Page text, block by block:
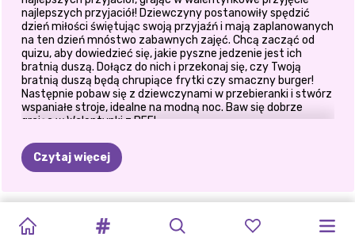
najlepszych przyjaciół! Dziewczyny postanowiły spędzić
dzień miłości świętując swoją przyjaźń i mają zaplanowanych
na ten dzień mnóstwo zabawnych zajęć. Chcą zacząć od
quizu, aby dowiedzieć się, jakie pyszne jedzenie jest ich
bratnią duszą. Dołącz do nich i przekonaj się, czy Twoją
bratnią duszą będą chrupiące frytki czy smaczny burger!
Następnie pobaw się z dziewczynami w przebieranki i stwórz
wspaniałe stroje, idealne na modną noc. Baw się dobrze
grając w Walentynki z BFF!
Czytaj więcej
ŚWIĘTO
GODZINA
BRZYDKI
SWETER
DZIEŃ
SYLWESTER
SIÓSTR
WIECZÓR
NIEBIAŃSKIE
WESELE
TĘCZOWA
BLONDYNKI